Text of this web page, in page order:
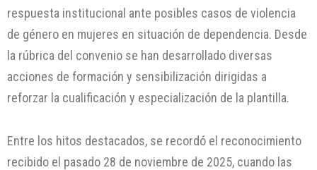
respuesta institucional ante posibles casos de violencia
de género en mujeres en situación de dependencia. Desde
la rúbrica del convenio se han desarrollado diversas
acciones de formación y sensibilización dirigidas a
reforzar la cualificación y especialización de la plantilla.
Entre los hitos destacados, se recordó el reconocimiento
recibido el pasado 28 de noviembre de 2025, cuando las